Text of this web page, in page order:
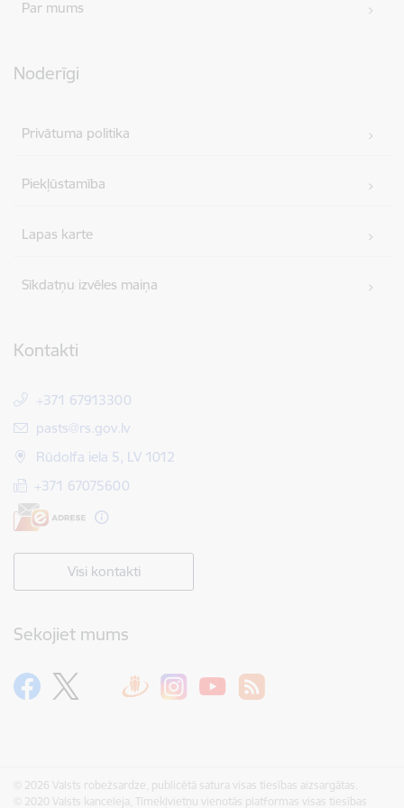
Par mums
Noderīgi
Privātuma politika
Piekļūstamība
Lapas karte
Sīkdatņu izvēles maiņa
Kontakti
+371 67913300
E-pasts:
pasts@rs.gov.lv
Rūdolfa iela 5, LV 1012
+371 67075600
Visi kontakti
Sekojiet mums
© 2026 Valsts robežsardze, publicētā satura visas tiesības aizsargātas.
© 2020 Valsts kanceleja, Tīmekļvietņu vienotās platformas visas tiesības